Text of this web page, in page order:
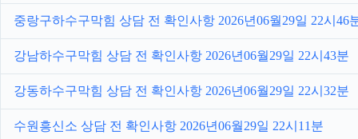
중랑구하수구막힘 상담 전 확인사항 2026년06월29일 22시46
강남하수구막힘 상담 전 확인사항 2026년06월29일 22시43분
강동하수구막힘 상담 전 확인사항 2026년06월29일 22시32분
수원흥신소 상담 전 확인사항 2026년06월29일 22시11분